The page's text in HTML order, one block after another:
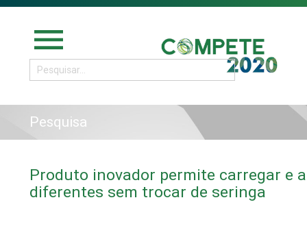
menu
Pesquisa
Produto inovador permite carregar e
diferentes sem trocar de seringa